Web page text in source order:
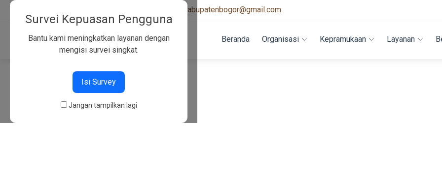
kwarcabkabupatenbogor@gmail.com
Beranda Organisasi Kepramukaan Layanan
404
Survei Kepuasan Pengguna
Bantu kami meningkatkan layanan dengan
mengisi survei singkat.
Isi Survey
Jangan tampilkan lagi